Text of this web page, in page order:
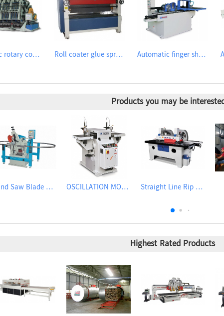
Hydraulic rotary composers Roll coater glue spreader Automatic finger shaper
Products you may be
Band Saw Blade Sharpener OSCILLATION MORTISER Straight Line Rip Saw
Highest Rated Products